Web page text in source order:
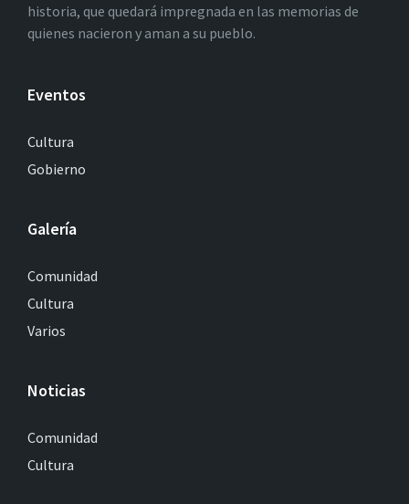
historia, que quedará impregnada en las memorias de
quienes nacieron y aman a su pueblo.
Eventos
Cultura
Gobierno
Galería
Comunidad
Cultura
Varios
Noticias
Comunidad
Cultura